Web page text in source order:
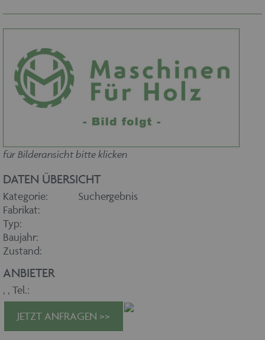
für Bilderansicht bitte klicken
DATEN ÜBERSICHT
Kategorie:
Suchergebnis
Fabrikat:
Typ:
Baujahr:
Zustand:
ANBIETER
, , Tel.:
JETZT ANFRAGEN >>